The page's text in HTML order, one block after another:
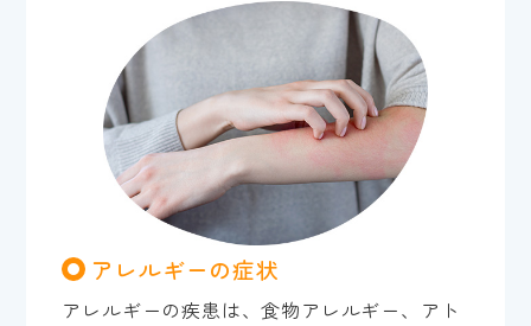
アレルギーの症状
アレルギーの疾患は、食物アレルギー、アト